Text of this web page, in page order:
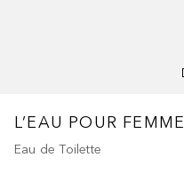
L’EAU POUR FEMME
Eau de Toilette